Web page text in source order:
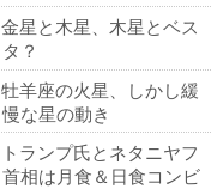
金星と木星、木星とベス
タ？
牡羊座の火星、しかし緩
慢な星の動き
トランプ氏とネタニヤフ
首相は月食＆日食コンビ